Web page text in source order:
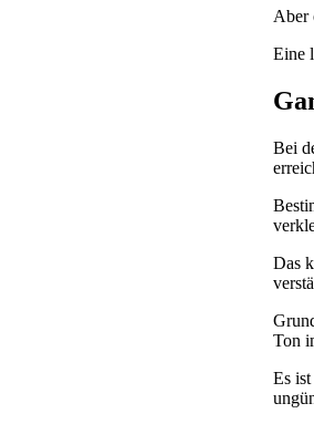
Aber
Eine
Bei
Das
Ton
Es